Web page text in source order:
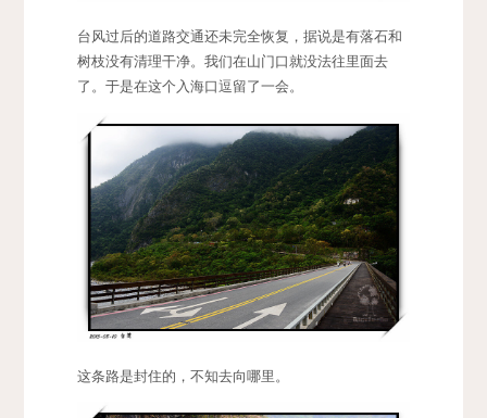
台风过后的道路交通还未完全恢复，据说是有落石和
树枝没有清理干净。我们在山门口就没法往里面去
了。于是在这个入海口逗留了一会。
这条路是封住的，不知去向哪里。